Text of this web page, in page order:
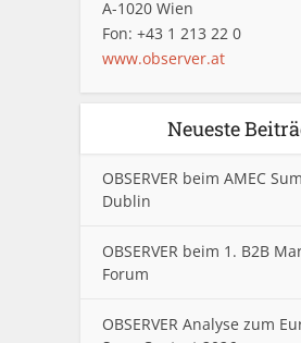
A-1020 Wien
Fon: +43 1 213 22 0
www.observer.at
Neueste
OBSERVER beim AMEC
Dublin
OBSERVER beim 1. B2B
Forum
OBSERVER Analyse zum